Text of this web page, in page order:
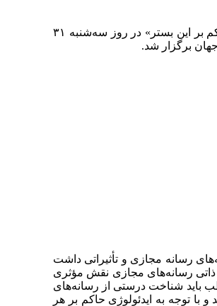
بیست‌وپنجمین نشست کرسی یونسکو در فرهنگ و فضای مجازی: دوفضایی‌شدن جهان، با عنوان «گونه‌شناسی رسانه‌های مجازی و ایدئولوژی‌های حاکم بر این بستر» در روز سه‌شنبه ۳۱
رسانه‌ مجازی و تأثیراتی داشت
ذاتی رسانه‌های مجازی نقش مؤثری
باید شناخت درستی از رسانه‌های
توجه به ایدئولوژی حاکم بر هر